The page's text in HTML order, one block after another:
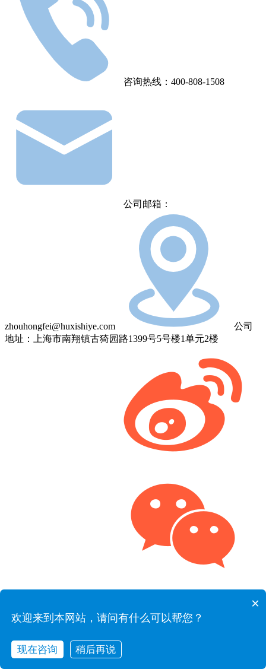
咨询热线：400-808-1508
公司邮箱：
zhouhongfei@huxishiye.com
公司
地址：上海市南翔镇古猗园路1399号5号楼1单元2楼
×
欢迎来到本网站，请问有什么可以帮您？
现在咨询 稍后再说
在线咨询 拨打电话